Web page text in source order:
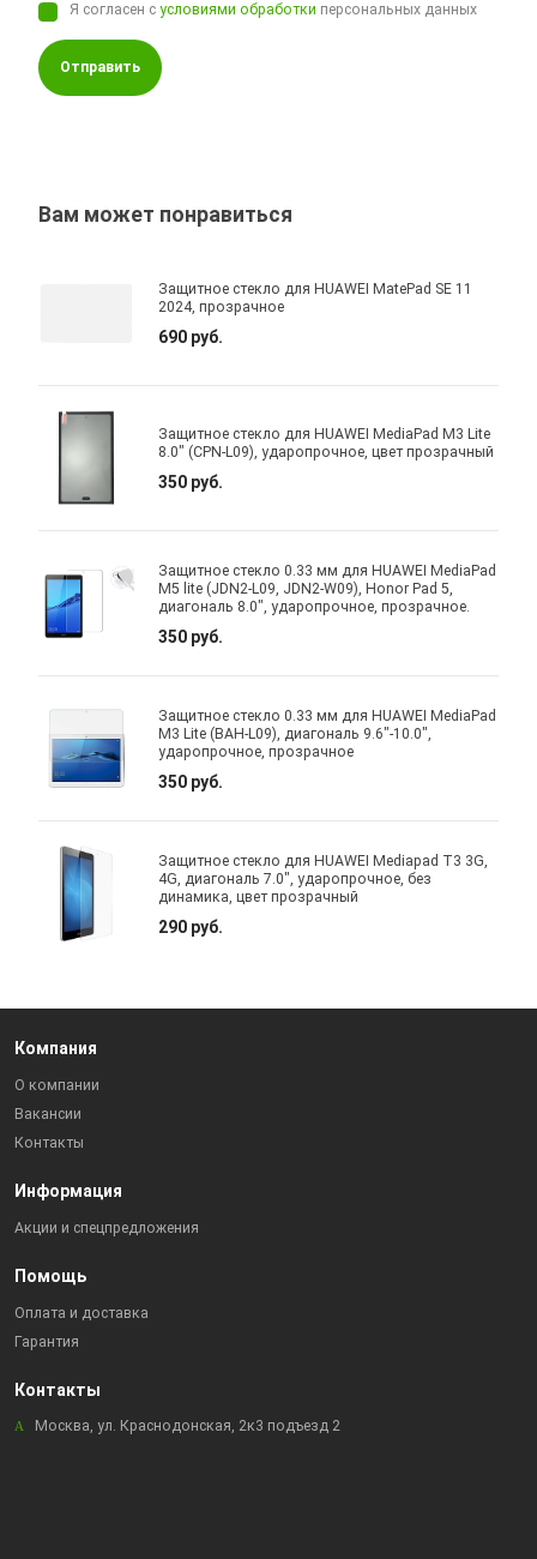
Я согласен сусловиями обработки персональных данных
Отправить
Вам может понравиться
Защитное стекло для HUAWEI MatePad SE 11
2024, прозрачное
690 руб.
Защитное стекло для HUAWEI MediaPad M3 Lite
8.0" (CPN-L09), ударопрочное, цвет прозрачный
350 руб.
Защитное стекло 0.33 мм для HUAWEI MediaPad
M5 lite (JDN2-L09, JDN2-W09), Honor Pad 5,
диагональ 8.0", ударопрочное, прозрачное.
350 руб.
Защитное стекло 0.33 мм для HUAWEI MediaPad
M3 Lite (BAH-L09), диагональ 9.6"-10.0",
ударопрочное, прозрачное
350 руб.
Защитное стекло для HUAWEI Mediapad T3 3G,
4G, диагональ 7.0", ударопрочное, без
динамика, цвет прозрачный
290 руб.
Компания
О компании
Вакансии
Контакты
Информация
Акции и спецпредложения
Помощь
Оплата и доставка
Гарантия
Контакты
Москва, ул. Краснодонская, 2к3 подъезд 2